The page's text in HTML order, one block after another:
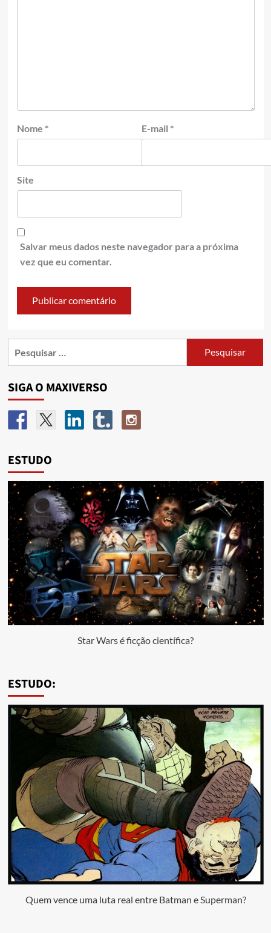
Nome * E-mail *
Site
Salvar meus dados neste navegador para a próxima
vez que eu comentar.
SIGA O MAXIVERSO
ESTUDO
Star Wars é ficção científica?
ESTUDO:
Quem vence uma luta real entre Batman e Superman?